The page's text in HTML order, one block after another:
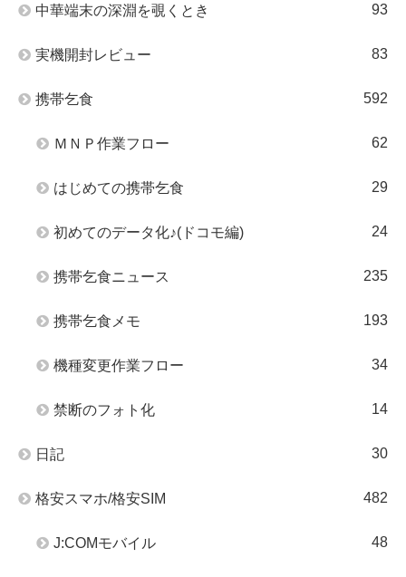
中華端末の深淵を覗くとき 93
実機開封レビュー 83
携帯乞食 592
ＭＮＰ作業フロー 62
はじめての携帯乞食 29
初めてのデータ化♪(ドコモ編) 24
携帯乞食ニュース 235
携帯乞食メモ 193
機種変更作業フロー 34
禁断のフォト化 14
日記 30
格安スマホ/格安SIM 482
J:COMモバイル 48